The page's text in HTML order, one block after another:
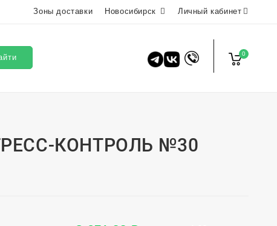
Зоны доставки Новосибирск Личный кабинет
0
КОНТРОЛЬ №30